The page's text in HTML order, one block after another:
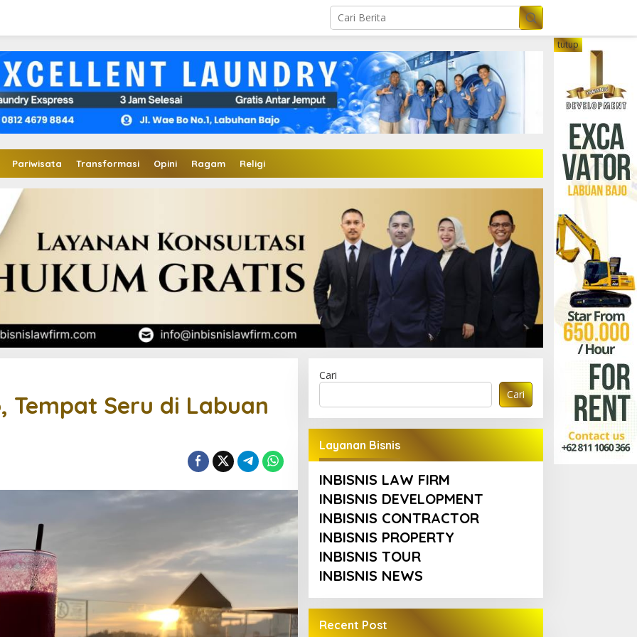
Pariwisata Transformasi Opini Ragam Religi
tutup
Tempat Seru di Labuan
Cari
Cari
Layanan Bisnis
INBISNIS LAW FIRM
INBISNIS DEVELOPMENT
INBISNIS CONTRACTOR
INBISNIS PROPERTY
INBISNIS TOUR
INBISNIS NEWS
Recent Post